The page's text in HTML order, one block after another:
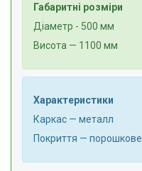
Габаритні розміри
Діаметр - 500 мм
Висота — 1100 мм
Характеристики
Каркас — металл
Покриття — порошкове